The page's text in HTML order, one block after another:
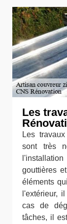
Les
Les
sont très
gouttières
éléments
l'extérieur,
cas de
tâches, il